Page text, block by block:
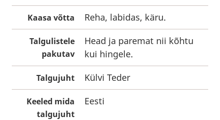
Kaasa võtta Reha, labidas, käru.
Talgulistele
pakutav
Head ja paremat nii kõhtu
kui hingele.
Talgujuht Külvi Teder
Keeled mida
talgujuht
Eesti